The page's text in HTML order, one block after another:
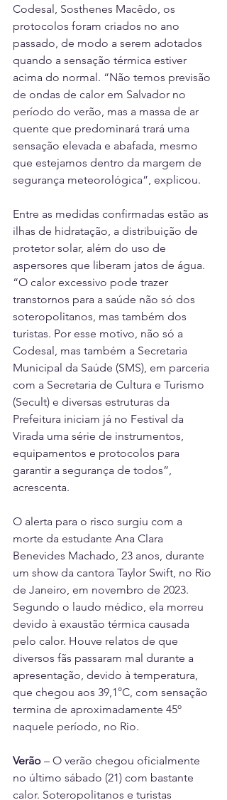
Codesal, Sosthenes Macêdo, os
protocolos foram criados no ano
passado, de modo a serem adotados
quando a sensação térmica estiver
acima do normal. “Não temos previsão
de ondas de calor em Salvador no
período do verão, mas a massa de ar
quente que predominará trará uma
sensação elevada e abafada, mesmo
que estejamos dentro da margem de
segurança meteorológica”, explicou.
Entre as medidas confirmadas estão as
ilhas de hidratação, a distribuição de
protetor solar, além do uso de
aspersores que liberam jatos de água.
“O calor excessivo pode trazer
transtornos para a saúde não só dos
soteropolitanos, mas também dos
turistas. Por esse motivo, não só a
Codesal, mas também a Secretaria
Municipal da Saúde (SMS), em parceria
com a Secretaria de Cultura e Turismo
(Secult) e diversas estruturas da
Prefeitura iniciam já no Festival da
Virada uma série de instrumentos,
equipamentos e protocolos para
garantir a segurança de todos”,
acrescenta.
O alerta para o risco surgiu com a
morte da estudante Ana Clara
Benevides Machado, 23 anos, durante
um show da cantora Taylor Swift, no Rio
de Janeiro, em novembro de 2023.
Segundo o laudo médico, ela morreu
devido à exaustão térmica causada
pelo calor. Houve relatos de que
diversos fãs passaram mal durante a
apresentação, devido à temperatura,
que chegou aos 39,1°C, com sensação
termina de aproximadamente 45º
naquele período, no Rio.
Verão – O verão chegou oficialmente
no último sábado (21) com bastante
calor. Soteropolitanos e turistas